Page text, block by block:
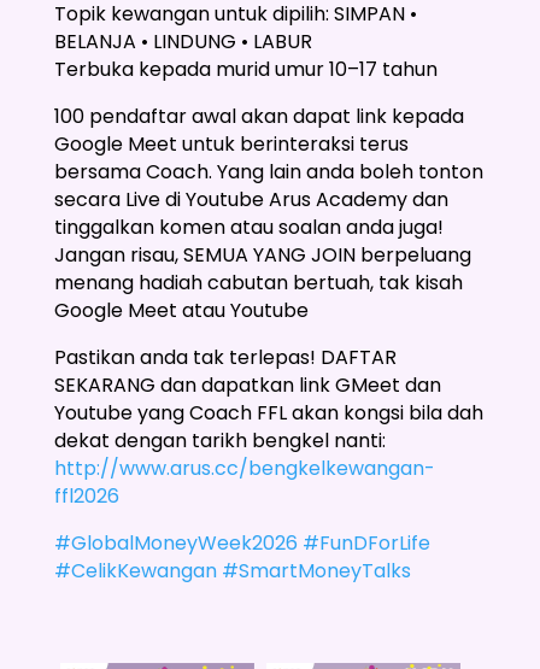
Topik kewangan untuk dipilih: SIMPAN •
BELANJA • LINDUNG • LABUR
Terbuka kepada murid umur 10–17 tahun
100 pendaftar awal akan dapat link kepada
Google Meet untuk berinteraksi terus
bersama Coach. Yang lain anda boleh tonton
secara Live di Youtube Arus Academy dan
tinggalkan komen atau soalan anda juga!
Jangan risau, SEMUA YANG JOIN berpeluang
menang hadiah cabutan bertuah, tak kisah
Google Meet atau Youtube
Pastikan anda tak terlepas! DAFTAR
SEKARANG dan dapatkan link GMeet dan
Youtube yang Coach FFL akan kongsi bila dah
dekat dengan tarikh bengkel nanti:
http://www.arus.cc/bengkelkewangan-
ffl2026
#GlobalMoneyWeek2026 #FunDForLife
#CelikKewangan #SmartMoneyTalks